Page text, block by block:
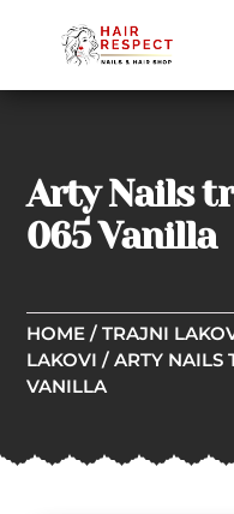
Arty Nails
065 Vanilla
HOME /TRAJNI
LAKOVI / ARTY NAILS
VANILLA